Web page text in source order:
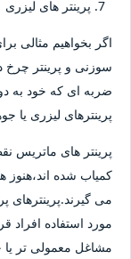
پرینتر های لیزری
اگر بخواهیم مثالی
سوزنی و پرینتر چرخ
ضربه ای که خود به
پرینترهای لیزری یا
کمیاب شده اند،هنوز
می گیرند.پرینترهای
مورد استفاده افراد
مشاغل معمولی تر یا